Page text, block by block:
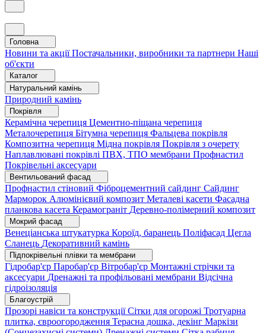
Головна
Новини та акціїПостачальники, виробники та партнери Наші
об'єкти
Каталог
Натуральний камінь
Природний камінь
Покрівля
Керамічна черепиця Цементно-піщана черепиця
Металочерепиця Бітумна черепиця Фальцева покрівля
Композитна черепиця Мідна покрівля Покрівля з очерету
Наплавлювані покрівлі ПВХ, ТПО мембрани Профнастил
Покрівельні аксесуари
Вентильований фасад
Профнастил стіновий Фіброцементний сайдинг Сайдинг
Марморок Алюмінієвий композит Металеві касети Фасадна
планкова касета Керамограніт Деревно-полімерний композит
Мокрий фасад
Венеціанська штукатурка Короїд, баранець Поліфасад Цегла
Сланець Декоративний камінь
Підпокрівельні плівки та мембрани
Гідробар'єр Паробар'єр Вітробар'єр Монтажні стрічки та
аксесуари Дренажні та профільовані мембрани Відсічна
гідроізоляція
Благоустрій
Прозорі навіси та конструкціїСітки для огорожі Тротуарна
плитка, євроогородження Терасна дошка, декінг Маркізи